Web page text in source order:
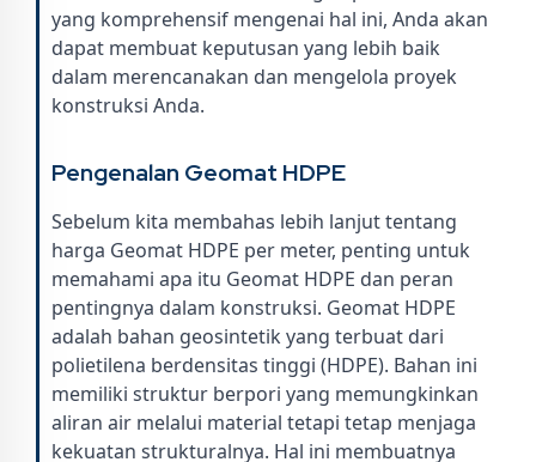
yang komprehensif mengenai hal ini, Anda akan
dapat membuat keputusan yang lebih baik
dalam merencanakan dan mengelola proyek
konstruksi Anda.
Pengenalan Geomat HDPE
Sebelum kita membahas lebih lanjut tentang
harga Geomat HDPE per meter, penting untuk
memahami apa itu Geomat HDPE dan peran
pentingnya dalam konstruksi. Geomat HDPE
adalah bahan geosintetik yang terbuat dari
polietilena berdensitas tinggi (HDPE). Bahan ini
memiliki struktur berpori yang memungkinkan
aliran air melalui material tetapi tetap menjaga
kekuatan strukturalnya. Hal ini membuatnya